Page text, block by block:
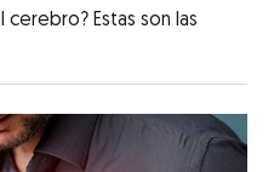
cerebro? Estas son las